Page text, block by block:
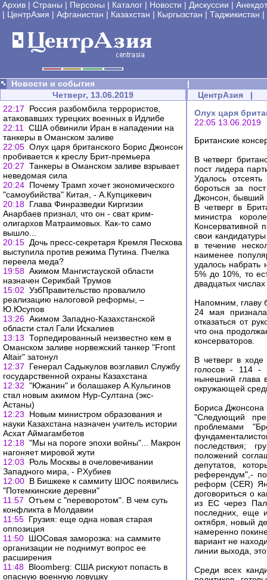
Архив | Страны | Персоны | Каталог | Новости | Дискуссии |
| ЦентрАзия | Афганистан | Казахстан | Кыргызстан | Таджикистан |
Новости и события
|
Четверг, 13.06.2019
22:17
Россия разбомбила террористов,
атаковавших турецких военных в Идлибе
22:11
США обвинили Иран в нападении на
танкеры в Оманском заливе
22:05 Олух царя британского Борис Джонсон
пробивается к креслу Брит-премьера
20:27 Танкеры в Оманском заливе взрывает
неведомая сила
20:24 Почему Трамп хочет экономического
"самоубийства" Китая, - А.Купцикевич
20:18 Глава Финразведки Киргизии
Анарбаев признал, что он - сват крим-
олигархов Матраимовых. Как-то само
вышло...
20:15 Дочь пресс-секретаря Кремля Пескова
выступила против режима Путина. Пчелка
переела меда?
19:58 Акимом Мангистауской области
назначен Серикбай Трумов
15:02 УзбПравительство провалило
реализацию налоговой реформы, –
Ю.Юсупов
13:26 Акимом Западно-Казахстанской
области стал Гали Искалиев
13:13 Торпедированный неизвестно кем в
Оманском заливе норвежский танкер "Front
Altair" затонул
12:37
Генерал Садыкулов возглавил Службу
государственной охраны Казахстана
12:32 "Южанин" и болашакер А.Кульгинов
стал новым акимом Нур-Султана (экс-
Астаны)
12:23
Новым министром образования и
науки Казахстана назначен учитель истории
Асхат Аймагамбетов
12:18 "Мы на пороге эпохи войны"... Макрон
нагоняет мировой жути
12:03
Роль Москвы в очеловечивании
Западного мира, - Р.Хубиев
12:00 В Бишкеке к саммиту ШОС появились
"Потемкинские деревни"
11:57 Отъем с "переворотом". В чем суть
конфликта в Молдавии
11:55 Грузия: еще одна новая старая
оппозиция
11:50 ШОСовая заморозка: на саммите
организации не поднимут вопрос ее
расширения
11:48 Bloomberg: США рискуют попасть в
опасную военную ловушку
ЦентрАзия |
Олух царя
22:05 13.06.2019
Британские
В четверг
пост лидера
Удалось
бороться за
Джонсон, бывший
В четверг в
министра
Консервативной
свои
в течение
наименее
удалось набрать
5% до 10%, то
двадцатых
Напомним, главу
24 мая
отказаться от
что она
консерваторов.
В четверг в
голосов - 114 -
нынешний глава
окружающей
Бориса Джонсона
"Следующий
проблемами
последствия;
положений
депутатов,
референдум",-
реформ (CER) Ян
договориться о
из ЕС через
последних, еще
октября, новый
намеренно
вариант не
линии выхода,
Среди всех